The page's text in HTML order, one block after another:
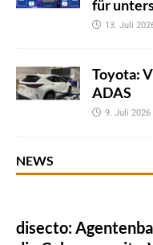
für
13. Juli
Toyota:
ADAS
9. Juli 2026
NEWS
disecto: